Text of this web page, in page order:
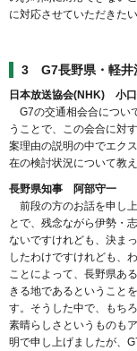
に対応させていただきた
3 G7長野県・軽井
日本放送協会(NHK) 小
G7の交通相会合につい
うことで、この会合に対
案理由の説明の中でエク
在の検討状況について教
長野県知事 阿部守一
前段の方のお話を申し
とで、残念ながら伊勢・
ないですけれども、決ま
したわけですけれども、
ことによって、長野県あ
きる地であるということ
す。そうした中で、もち
素晴らしさというものも
明で申し上げましたが、